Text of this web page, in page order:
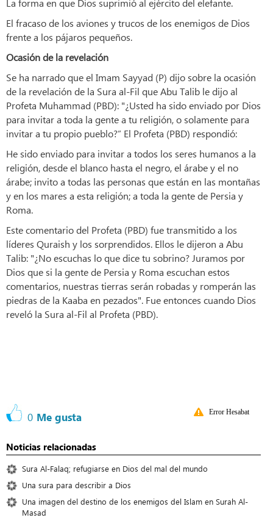
La forma en que Dios suprimió al ejército del elefante.
El fracaso de los aviones y trucos de los enemigos de Dios
frente a los pájaros pequeños.
Ocasión de la revelación
Se ha narrado que el Imam Sayyad (P) dijo sobre la ocasión
de la revelación de la Sura al-Fil que Abu Talib le dijo al
Profeta Muhammad (PBD): "¿Usted ha sido enviado por Dios
para invitar a toda la gente a tu religión, o solamente para
invitar a tu propio pueblo?” El Profeta (PBD) respondió:
He sido enviado para invitar a todos los seres humanos a la
religión, desde el blanco hasta el negro, el árabe y el no
árabe; invito a todas las personas que están en las montañas
y en los mares a esta religión; a toda la gente de Persia y
Roma.
Este comentario del Profeta (PBD) fue transmitido a los
líderes Quraish y los sorprendidos. Ellos le dijeron a Abu
Talib: "¿No escuchas lo que dice tu sobrino? Juramos por
Dios que si la gente de Persia y Roma escuchan estos
comentarios, nuestras tierras serán robadas y romperán las
piedras de la Kaaba en pezados". Fue entonces cuando Dios
reveló la Sura al-Fil al Profeta (PBD).
0 Me gusta Error Hesabat
Noticias relacionadas
Sura Al-Falaq; refugiarse en Dios del mal del mundo
Una sura para describir a Dios
Una imagen del destino de los enemigos del Islam en Surah Al-
Masad